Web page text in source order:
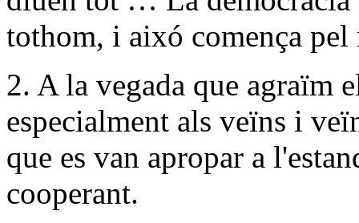
tothom, i aixó comença pel
2. A la vegada que agraïm
especialment als veïns i
que es van apropar a
cooperant.